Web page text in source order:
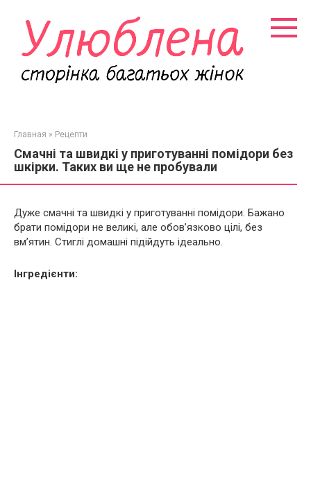
контенту
Главная » Рецепти
Смачні та швидкі у приготуванні помідори без
шкірки. Таких ви ще не пробували
Дуже смачні та швидкі у приготуванні помідори. Бажано
брати помідори не великі, але обов’язково цілі, без
вм’ятин. Стиглі домашні підійдуть ідеально.
Інгредієнти: